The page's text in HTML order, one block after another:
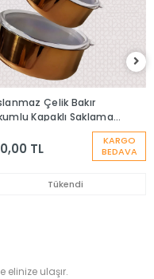
KARGO
BEDAVA
Çelik Bakır
Kapaklı Saklama
TL
Tükendi
elinize ulaşır.